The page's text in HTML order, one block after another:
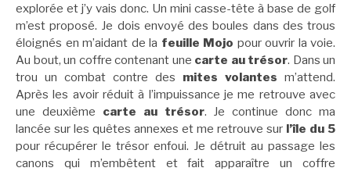
explorée et j’y vais donc. Un mini casse-tête à base de golf
m’est proposé. Je dois envoyé des boules dans des trous
éloignés en m’aidant de la feuille Mojo pour ouvrir la voie.
Au bout, un coffre contenant une carte au trésor. Dans un
trou un combat contre des mites volantes m’attend.
Après les avoir réduit à l’impuissance je me retrouve avec
une deuxième carte au trésor. Je continue donc ma
lancée sur les quêtes annexes et me retrouve sur l’île du 5
pour récupérer le trésor enfoui. Je détruit au passage les
canons qui m’embêtent et fait apparaître un coffre